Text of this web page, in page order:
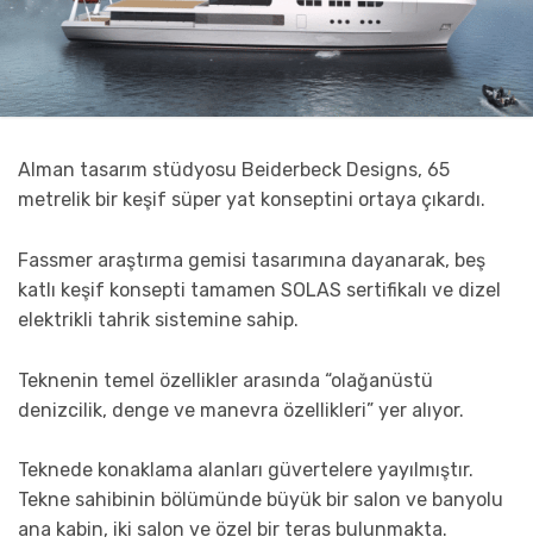
Alman tasarım stüdyosu Beiderbeck Designs, 65
metrelik bir keşif süper yat konseptini ortaya çıkardı.
Fassmer araştırma gemisi tasarımına dayanarak, beş
katlı keşif konsepti tamamen SOLAS sertifikalı ve dizel
elektrikli tahrik sistemine sahip.
Teknenin temel özellikler arasında “olağanüstü
denizcilik, denge ve manevra özellikleri” yer alıyor.
Teknede konaklama alanları güvertelere yayılmıştır.
Tekne sahibinin bölümünde büyük bir salon ve banyolu
ana kabin, iki salon ve özel bir teras bulunmakta.